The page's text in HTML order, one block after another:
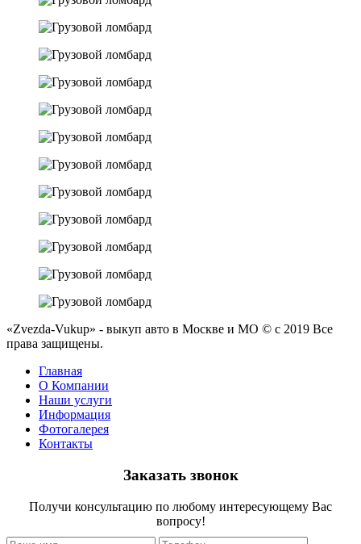
«Zvezda-Vukup» - выкуп авто в Москве и МО © с 2019 Все
права защищены.
Главная
О Компании
Наши услуги
Информация
Фотогалерея
Контакты
Заказать звонок
Получи консультацию по любому интересующему Вас
вопросу!